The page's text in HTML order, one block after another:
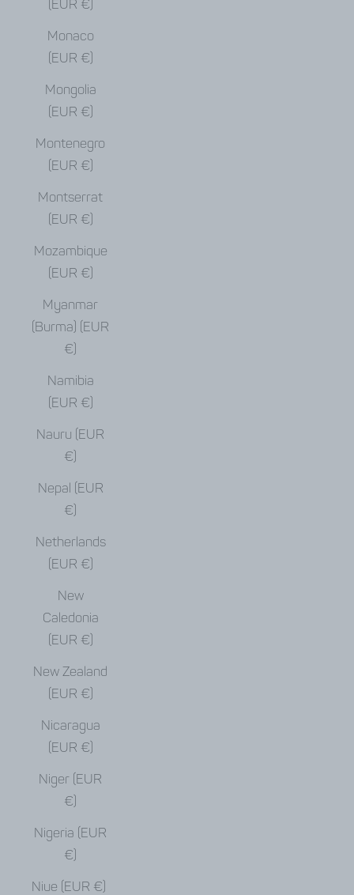
(EUR €)
Monaco
(EUR €)
Mongolia
(EUR €)
Montenegro
(EUR €)
Montserrat
(EUR €)
Mozambique
(EUR €)
Myanmar
(Burma) (EUR
€)
Namibia
(EUR €)
Nauru (EUR
€)
Nepal (EUR
€)
Netherlands
(EUR €)
New
Caledonia
(EUR €)
New Zealand
(EUR €)
Nicaragua
(EUR €)
Niger (EUR
€)
Nigeria (EUR
€)
Niue (EUR €)